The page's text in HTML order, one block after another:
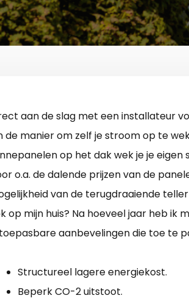
aan de slag met een installateur
de manier om zelf je stroom op te
op het dak wek je je
o.a. de dalende prijzen van de
van de terugdraaiende
op mijn huis? Na hoeveel jaar heb ik
aanbevelingen die toe te
Structureel lagere energiekost.
Beperk CO-2 uitstoot.